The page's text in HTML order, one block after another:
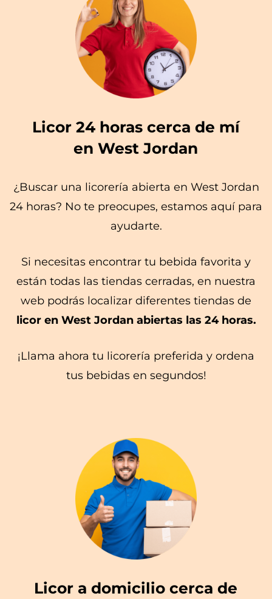
Licor 24 horas cerca de mí
en West Jordan
¿Buscar una licorería abierta en West Jordan
24 horas? No te preocupes, estamos aquí para
ayudarte.
Si necesitas encontrar tu bebida favorita y
están todas las tiendas cerradas, en nuestra
web podrás localizar diferentes tiendas de
licor en West Jordan abiertas las 24 horas.
¡Llama ahora tu licorería preferida y ordena
tus bebidas en segundos!
Licor a domicilio cerca de